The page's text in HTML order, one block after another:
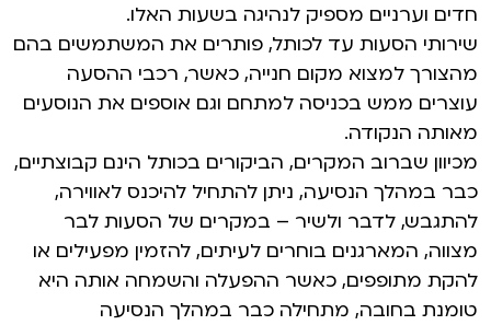
חדים וערניים מספיק לנהיגה בשעות האלו.
שירותי הסעות עד לכותל, פותרים את המשתמשים בהם
מהצורך למצוא מקום חנייה, כאשר, רכבי ההסעה
עוצרים ממש בכניסה למתחם וגם אוספים את הנוסעים
מאותה הנקודה.
מכיוון שברוב המקרים, הביקורים בכותל הינם קבוצתיים,
כבר במהלך הנסיעה, ניתן להתחיל להיכנס לאווירה,
להתגבש, לדבר ולשיר – במקרים של הסעות לבר
מצווה, המארגנים בוחרים לעיתים, להזמין מפעילים או
להקת מתופפים, כאשר ההפעלה והשמחה אותה היא
טומנת בחובה, מתחילה כבר במהלך הנסיעה